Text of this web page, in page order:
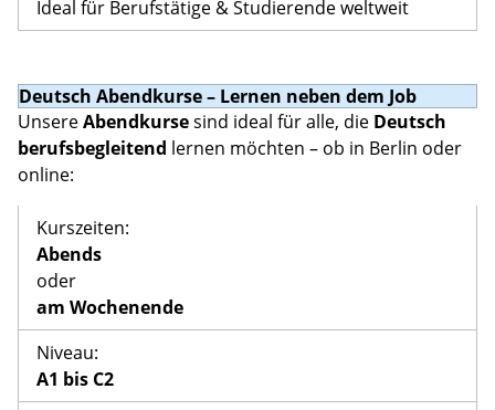
Ideal für Berufstätige & Studierende weltweit
Deutsch Abendkurse – Lernen neben dem Job
UnsereAbendkursesind ideal für alle, die Deutsch
berufsbegleitend lernen möchten – ob in Berlin oder
online:
Kurszeiten:
Abends
oder
am Wochenende
Niveau:
A1 bis C2